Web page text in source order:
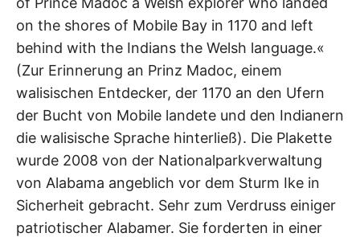
on the shores of Mobile Bay in 1170 and left
behind with the Indians the Welsh language.«
(Zur Erinnerung an Prinz Madoc, einem
walisischen Entdecker, der 1170 an den Ufern
der Bucht von Mobile landete und den Indianern
die walisische Sprache hinterließ). Die Plakette
wurde 2008 von der Nationalparkverwaltung
von Alabama angeblich vor dem Sturm Ike in
Sicherheit gebracht. Sehr zum Verdruss einiger
patriotischer Alabamer. Sie forderten in einer